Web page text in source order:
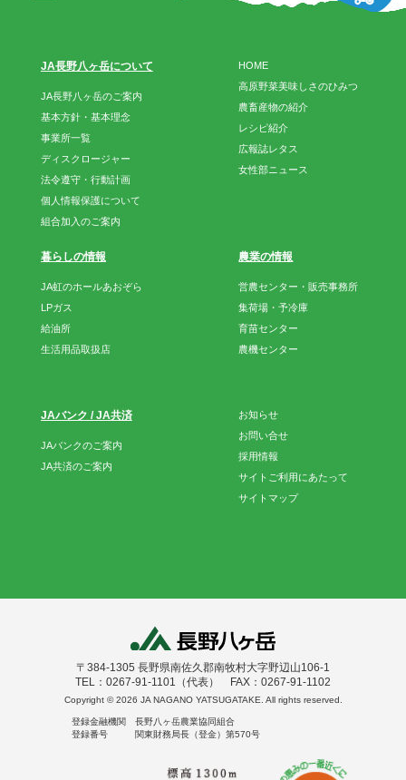
HOME
高原野菜美味しさのひみつ
農畜産物の紹介
レシピ紹介
広報誌レタス
女性部ニュース
JA長野八ヶ岳について
JA長野八ヶ岳のご案内
基本方針・基本理念
事業所一覧
ディスクロージャー
法令遵守・行動計画
個人情報保護について
組合加入のご案内
暮らしの情報
JA虹のホールあおぞら
LPガス
給油所
生活用品取扱店
農業の情報
営農センター・販売事務所
集荷場・予冷庫
育苗センター
農機センター
JAバンク / JA共済
JAバンクのご案内
JA共済のご案内
お知らせ
お問い合せ
採用情報
サイトご利用にあたって
サイトマップ
〒384-1305 長野県南佐久郡南牧村大字野辺山106-1
TEL：0267-91-1101（代表） FAX：0267-91-1102
Copyright ©2026 JA NAGANO YATSUGATAKE. All rights reserved.
登録金融機関 長野八ヶ岳農業協同組合
登録番号 関東財務局長（登金）第570号